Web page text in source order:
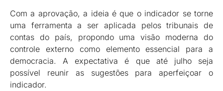
Com a aprovação, a ideia é que o indicador se torne
uma ferramenta a ser aplicada pelos tribunais de
contas do país, propondo uma visão moderna do
controle externo como elemento essencial para a
democracia. A expectativa é que até julho seja
possível reunir as sugestões para aperfeiçoar o
indicador.